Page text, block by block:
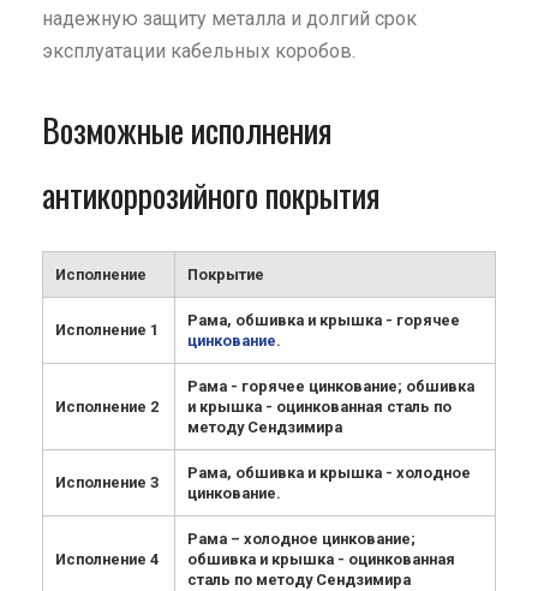
надежную защиту металла и долгий срок
эксплуатации кабельных коробов.
Возможные исполнения
антикоррозийного покрытия
Исполнение Покрытие
Исполнение 1
Рама, обшивка и крышка - горячее
цинкование.
Исполнение 2
Рама - горячее цинкование; обшивка
и крышка - оцинкованная сталь по
методу Сендзимира
Исполнение 3
Рама, обшивка и крышка - холодное
цинкование.
Исполнение 4
Рама – холодное цинкование;
обшивка и крышка - оцинкованная
сталь по методу Сендзимира